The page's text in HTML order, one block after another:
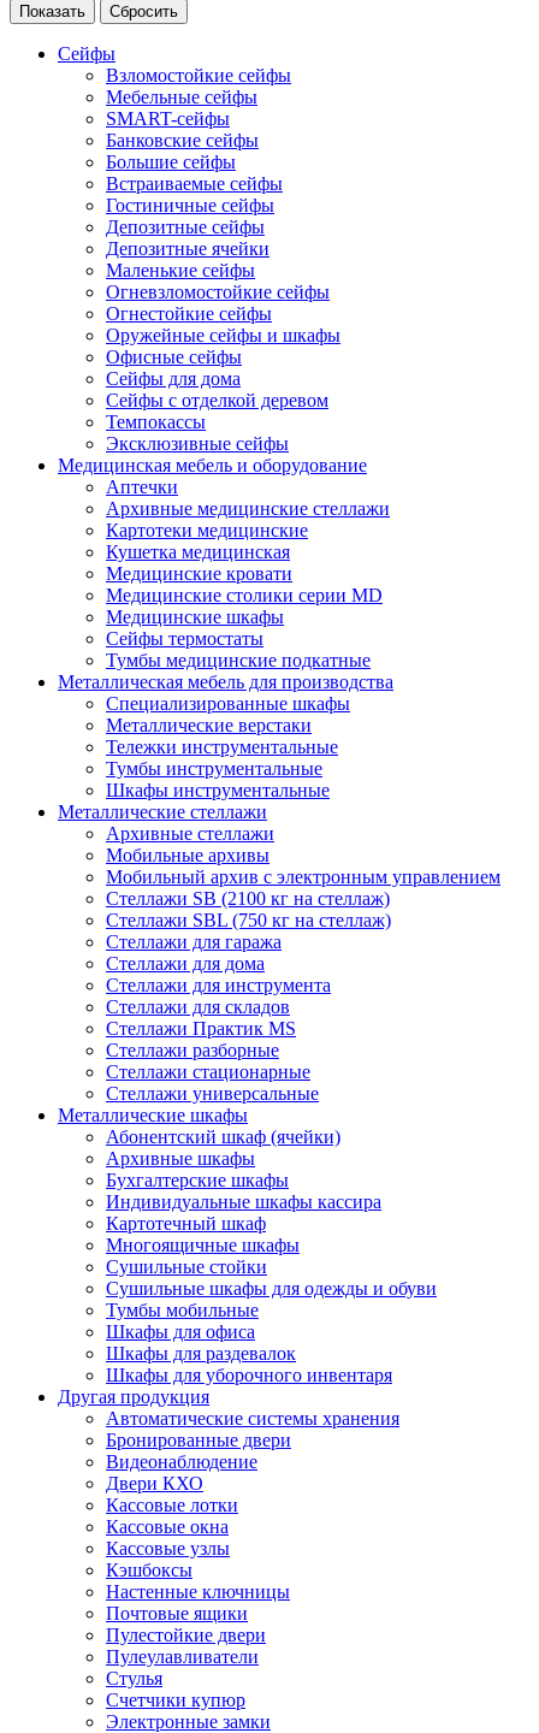
Сейфы
Взломостойкие сейфы
Мебельные сейфы
SMART-сейфы
Банковские сейфы
Большие сейфы
Встраиваемые сейфы
Гостиничные сейфы
Депозитные сейфы
Депозитные ячейки
Маленькие сейфы
Огневзломостойкие сейфы
Огнестойкие сейфы
Оружейные сейфы и шкафы
Офисные сейфы
Сейфы для дома
Сейфы с отделкой деревом
Темпокассы
Эксклюзивные сейфы
Медицинская мебель и оборудование
Аптечки
Архивные медицинские стеллажи
Картотеки медицинские
Кушетка медицинская
Медицинские кровати
Медицинские столики серии MD
Медицинские шкафы
Сейфы термостаты
Тумбы медицинские подкатные
Металлическая мебель для производства
Cпециализированные шкафы
Металлические верстаки
Тележки инструментальные
Тумбы инструментальные
Шкафы инструментальные
Металлические стеллажи
Архивные стеллажи
Мобильные архивы
Мобильный архив с электронным управлением
Стеллажи SB (2100 кг на стеллаж)
Стеллажи SBL (750 кг на стеллаж)
Стеллажи для гаража
Стеллажи для дома
Стеллажи для инструмента
Стеллажи для складов
Стеллажи Практик MS
Стеллажи разборные
Стеллажи стационарные
Стеллажи универсальные
Металлические шкафы
Абонентский шкаф (ячейки)
Архивные шкафы
Бухгалтерские шкафы
Индивидуальные шкафы кассира
Картотечный шкаф
Многоящичные шкафы
Сушильные стойки
Сушильные шкафы для одежды и обуви
Тумбы мобильные
Шкафы для офиса
Шкафы для раздевалок
Шкафы для уборочного инвентаря
Другая продукция
Автоматические системы хранения
Бронированные двери
Видеонаблюдение
Двери КХО
Кассовые лотки
Кассовые окна
Кассовые узлы
Кэшбоксы
Настенные ключницы
Почтовые ящики
Пулестойкие двери
Пулеулавливатели
Стулья
Счетчики купюр
Электронные замки